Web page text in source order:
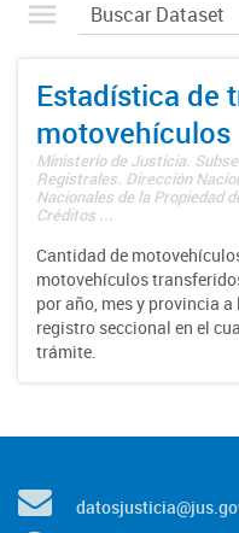
Estadística de
motovehículos
Ministerio de Justicia.
Registrales. Dirección
Nacionales de la Propiedad
Créditos ...
Cantidad de
motovehículos
por año, mes y provincia a
registro seccional en el
trámite.